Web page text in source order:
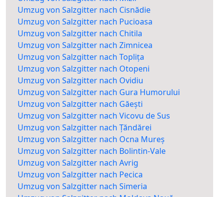
Umzug von Salzgitter nach Cisnădie
Umzug von Salzgitter nach Pucioasa
Umzug von Salzgitter nach Chitila
Umzug von Salzgitter nach Zimnicea
Umzug von Salzgitter nach Toplița
Umzug von Salzgitter nach Otopeni
Umzug von Salzgitter nach Ovidiu
Umzug von Salzgitter nach Gura Humorului
Umzug von Salzgitter nach Găești
Umzug von Salzgitter nach Vicovu de Sus
Umzug von Salzgitter nach Țăndărei
Umzug von Salzgitter nach Ocna Mureș
Umzug von Salzgitter nach Bolintin-Vale
Umzug von Salzgitter nach Avrig
Umzug von Salzgitter nach Pecica
Umzug von Salzgitter nach Simeria